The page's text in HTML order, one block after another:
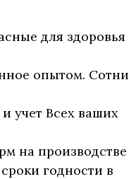
для здоровья
опытом. Сотни
учет Всех ваших
на производстве
годности в